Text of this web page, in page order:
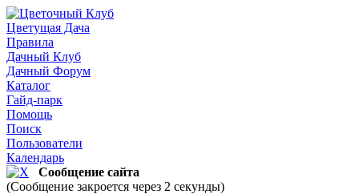
Цветущая Дача
Правила
Дачный Клуб
Дачный Форум
Каталог
Гайд-парк
Помощь
Поиск
Пользователи
Календарь
Сообщение сайта
(Сообщение закроется через 2 секунды)